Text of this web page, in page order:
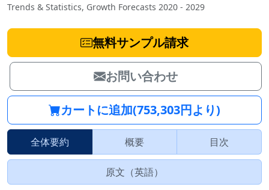
Trends & Statistics, Growth Forecasts 2020 - 2029
無料サンプル請求
お問い合わせ
カートに追加(753,303円より)
全体要約 概要 目次
原文（英語）